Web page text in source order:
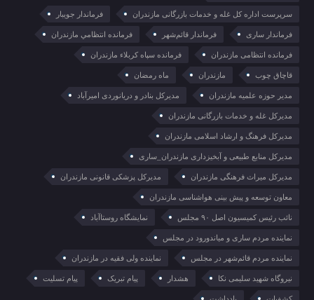
سرپرست اداره کل غله و خدمات بازرگانی مازندران فرماندار جویبار
فرماندار ساری فرماندار قائم‌شهر فرمانده انتظامي مازندران
فرمانده انتظامی مازندران فرمانده سپاه کربلاء مازندران
قاچاق چوب مازندران ماه رمضان
مدیر حوزه علمیه مازندران مدیرکل بنادر و دریانوردی امیرآباد
مدیرکل غله و خدمات بازرگانی مازندران
مدیرکل فرهنگ و ارشاد اسلامی مازندران
مدیرکل منابع طبیعی و آبخیزداری مازندران_ساری
مدیرکل میراث فرهنگی مازندران مدیرکل پزشکی قانونی مازندران
معاون توسعه و پیش بینی هواشناسی مازندران
نائب رئیس کمیسیون اصل ۹۰ مجلس نمایشگاه روستا‌آباد
نماینده مردم ساری و میاندورود در مجلس
نماینده مردم قائم‌شهر در مجلس نماینده ولی فقیه در مازندران
نیروگاه شهید سلیمی نکا هشدار پیام تبریک پیام تسلیت